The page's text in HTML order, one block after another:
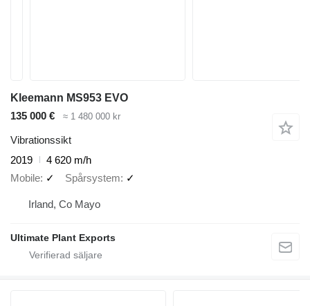
Kleemann MS953 EVO
135 000 €
≈ 1 480 000 kr
Vibrationssikt
2019
4 620 m/h
Mobile ✓ Spårsystem ✓
Irland, Co Mayo
Ultimate Plant Exports